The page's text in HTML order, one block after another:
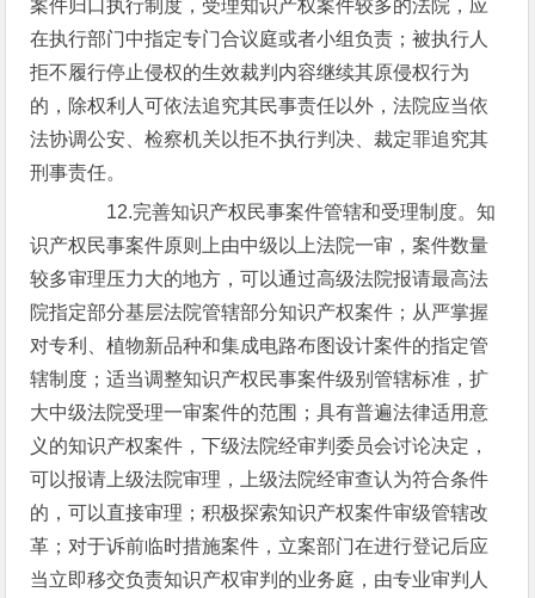
案件归口执行制度，受理知识产权案件较多的法院，应
在执行部门中指定专门合议庭或者小组负责；被执行人
拒不履行停止侵权的生效裁判内容继续其原侵权行为
的，除权利人可依法追究其民事责任以外，法院应当依
法协调公安、检察机关以拒不执行判决、裁定罪追究其
刑事责任。
12.完善知识产权民事案件管辖和受理制度。知
识产权民事案件原则上由中级以上法院一审，案件数量
较多审理压力大的地方，可以通过高级法院报请最高法
院指定部分基层法院管辖部分知识产权案件；从严掌握
对专利、植物新品种和集成电路布图设计案件的指定管
辖制度；适当调整知识产权民事案件级别管辖标准，扩
大中级法院受理一审案件的范围；具有普遍法律适用意
义的知识产权案件，下级法院经审判委员会讨论决定，
可以报请上级法院审理，上级法院经审查认为符合条件
的，可以直接审理；积极探索知识产权案件审级管辖改
革；对于诉前临时措施案件，立案部门在进行登记后应
当立即移交负责知识产权审判的业务庭，由专业审判人